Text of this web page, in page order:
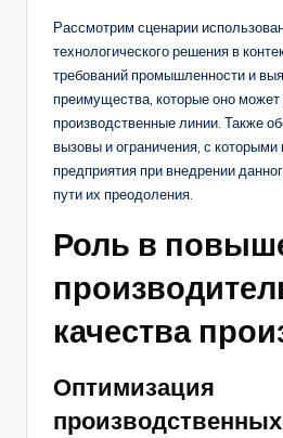
Рассмотрим сценарии
технологического решения в
требований промышленности и
преимущества, которые оно может
производственные линии. Также
вызовы и ограничения, с которыми
предприятия при внедрении
пути их преодоления.
Роль в
качества
Оптимизация